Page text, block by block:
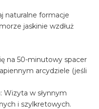
naturalne formacje
jaskinie wzdłuż
na 50-minutowy spacer
arcydziele (jeśli
Wizyta w słynnym
i szylkretowych.